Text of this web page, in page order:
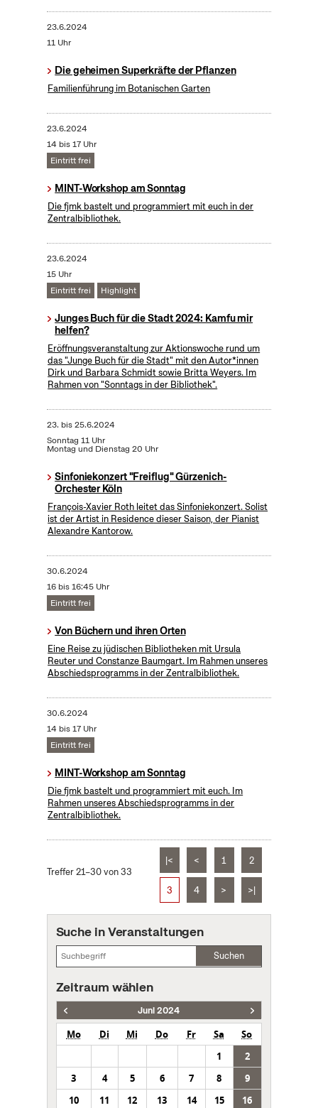
23.6.2024
11 Uhr
Die geheimen Superkräfte der Pflanzen
Familienführung im Botanischen Garten
23.6.2024
14 bis 17 Uhr
Eintritt frei
MINT-Workshop am Sonntag
Die fjmk bastelt und programmiert mit euch in der
Zentralbibliothek.
23.6.2024
15 Uhr
Eintritt frei
Highlight
Junges Buch für die Stadt 2024: Kamfu mir
helfen?
Eröffnungsveranstaltung zur Aktionswoche rund um
das "Junge Buch für die Stadt" mit den Autor*innen
Dirk und Barbara Schmidt sowie Britta Weyers. Im
Rahmen von "Sonntags in der Bibliothek".
23. bis25.6.2024
Sonntag 11 Uhr
Montag und Dienstag 20 Uhr
Sinfoniekonzert "Freiflug" Gürzenich-
Orchester Köln
François-Xavier Roth leitet das Sinfoniekonzert. Solist
ist der Artist in Residence dieser Saison, der Pianist
Alexandre Kantorow.
30.6.2024
16 bis 16:45 Uhr
Eintritt frei
Von Büchern und ihren Orten
Eine Reise zu jüdischen Bibliotheken mit Ursula
Reuter und Constanze Baumgart. Im Rahmen unseres
Abschiedsprogramms in der Zentralbibliothek.
30.6.2024
14 bis 17 Uhr
Eintritt frei
MINT-Workshop am Sonntag
Die fjmk bastelt und programmiert mit euch. Im
Rahmen unseres Abschiedsprogramms in der
Zentralbibliothek.
Treffer 21–30 von 33
|< < 1 2
3 4 > >|
Suche in Veranstaltungen
Suchen
Zeitraum wählen
Juni 2024
Mo Di Mi Do Fr Sa
So
1
2
3
4 5 6 7 8
9
10
11 12 13 14 15
16